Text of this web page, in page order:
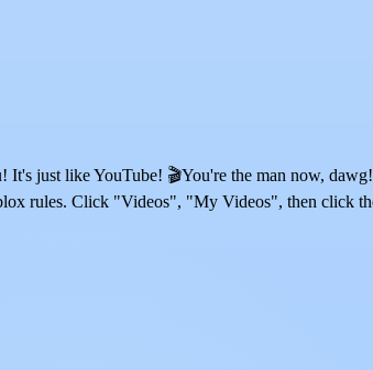
just like YouTube! 🎬You're the man now,
rules. Click "Videos", "My Videos", then click